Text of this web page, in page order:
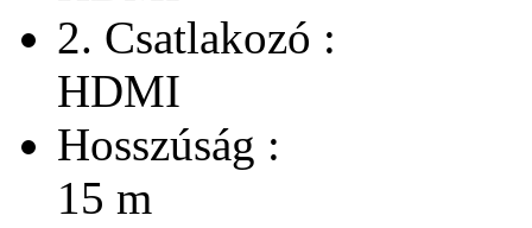
2. Csatlakozó :
HDMI
Hosszúság :
15 m